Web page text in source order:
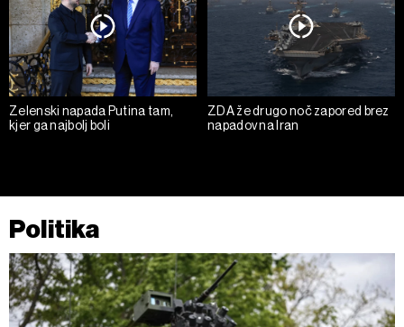
Zelenski napada Putina tam,
kjer ga najbolj boli
ZDA že drugo noč zapored brez
napadov na Iran
Politika